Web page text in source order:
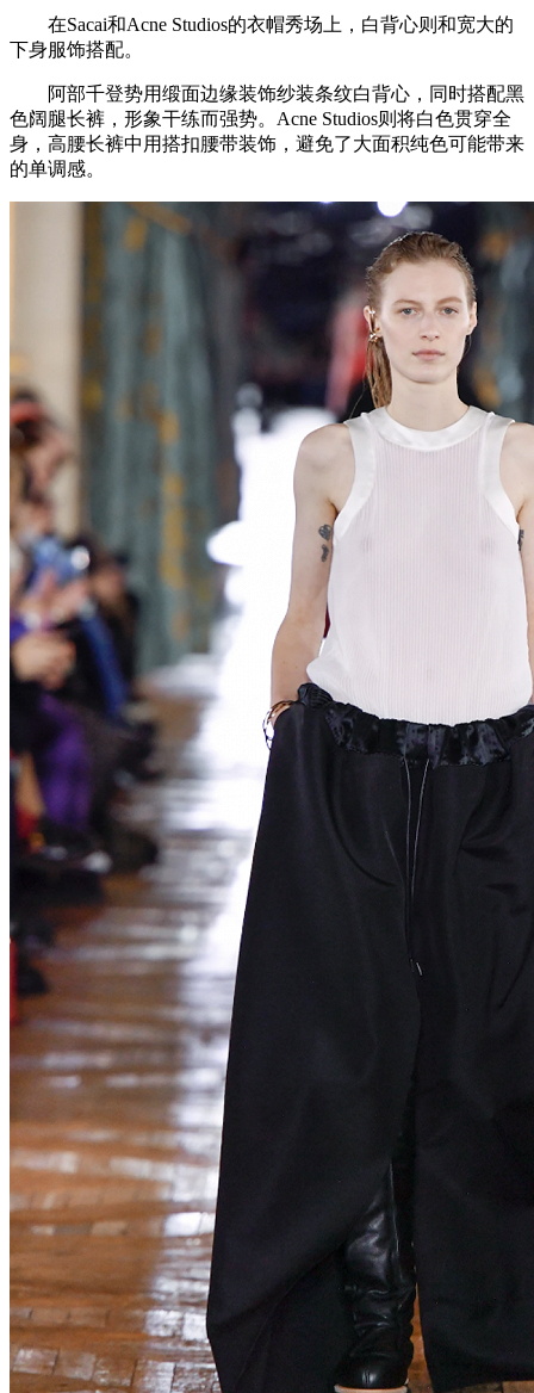
在Sacai和Acne Studios的衣帽秀场上，白背心则和宽大的
下身服饰搭配。
阿部千登势用缎面边缘装饰纱装条纹白背心，同时搭配黑
色阔腿长裤，形象干练而强势。Acne Studios则将白色贯穿全
身，高腰长裤中用搭扣腰带装饰，避免了大面积纯色可能带来
的单调感。